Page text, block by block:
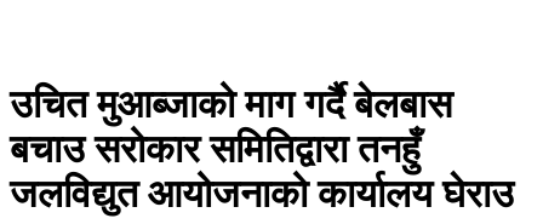
उचित मुआब्जाको माग गर्दै बेलबास
बचाउ सरोकार समितिद्वारा तनहुँ
जलविद्युत आयोजनाको कार्यालय घेराउ